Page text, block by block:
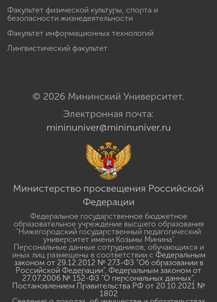
Факультет физической культуры, спорта и
безопасности жизнедеятельности
Факультет информационных технологий
Лингвистический факультет
© 2026 Мининский Университет.
Электронная почта:
mininuniver@mininuniver.ru
Министерство просвещения Российской
Федерации
Федеральное государственное бюджетное
образовательное учреждение высшего образования
"Нижегородский государственный педагогический
университет имени Козьмы Минина"
Персональные данные сотрудников, обучающихся и
иных лиц размещены в соответствии с Федеральным
законом от 29.12.2012 № 273-ФЗ "Об образовании в
Российской Федерации", Федеральным законом от
27.07.2006 № 152-ФЗ "О персональных данных",
Постановлением Правительства РФ от 20.10.2021 №
1802